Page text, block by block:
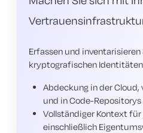
Erfassen und
kryptografischen
Abdeckung in der Cloud,
und in Code-Repositorys
Vollständiger Kontext für
einschließlich